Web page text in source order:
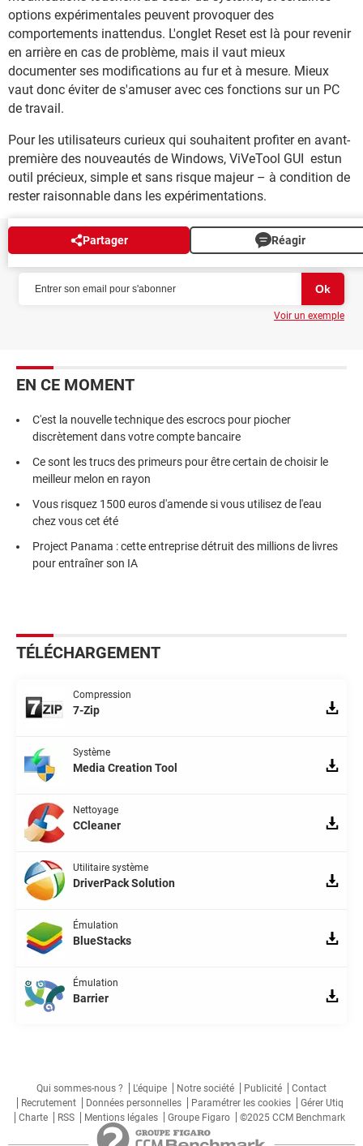
options expérimentales peuvent provoquer des
comportements inattendus. L'onglet Reset est là pour revenir
en arrière en cas de problème, mais il vaut mieux
documenter ses modifications au fur et à mesure. Mieux
vaut donc éviter de s'amuser avec ces fonctions sur un PC
de travail.
Pour les utilisateurs curieux qui souhaitent profiter en avant-
première des nouveautés de Windows, ViVeTool GUI estun
outil précieux, simple et sans risque majeur – à condition de
rester raisonnable dans les expérimentations.
Partager Réagir
NEWSLETTER
Voir un exemple
EN CE MOMENT
C'est la nouvelle technique des escrocs pour piocher
discrètement dans votre compte bancaire
Ce sont les trucs des primeurs pour être certain de choisir le
meilleur melon en rayon
Vous risquez 1500 euros d'amende si vous utilisez de l'eau
chez vous cet été
Project Panama : cette entreprise détruit des millions de livres
pour entraîner son IA
TÉLÉCHARGEMENT
Compression
7-Zip
Système
Media Creation Tool
Nettoyage
CCleaner
Utilitaire système
DriverPack Solution
Émulation
BlueStacks
Émulation
Barrier
Qui sommes-nous ? L'équipe Notre société Publicité
Contact
Recrutement
Données personnelles Paramétrer les cookies
Gérer Utiq
Charte
RSS Mentions légales Groupe Figaro ©2025 CCM Benchmark